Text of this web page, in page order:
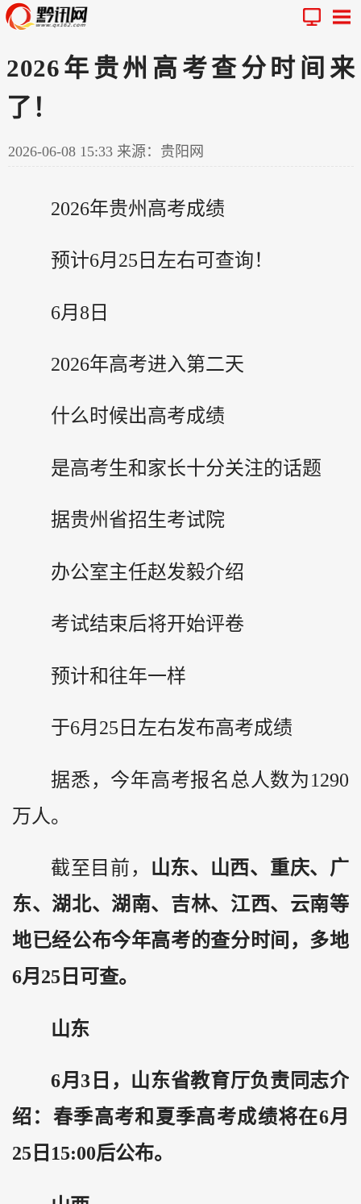
2026年贵州高考查分时间来
了！
2026-06-08 15:33 来源：贵阳网
2026年贵州 高考成绩
预计6月25日左右可查询！
6月8日
2026年高考进入第二天
什么时候出高考成绩
是高考生和家长十分关注的话题
据贵州省招生考试院
办公室主任赵发毅介绍
考试结束后将开始评卷
预计和往年一样
于6月25日左右发布高考成绩
据悉，今年高考报名总人数为1290
万人。
截至目前， 山东、山西、重庆、广
东、湖北、湖南、吉林、江西、云南等
地已经公布今年高考的查分时间， 多地
6月25日可查。
山东
6月3日，山东省教育厅负责同志介
绍：春季高考和夏季高考成绩将在6月
25日15:00后公布。